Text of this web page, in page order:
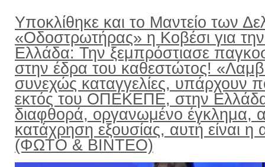
Υποκλίθηκε και το Μαντείο των
«Οδοστρωτήρας» η Κοβέσι για
Ελλάδα: Την ξεμπρόστιασε
στην έδρα του καθεστώτος!
συνεχώς καταγγελίες, υπάρχουν
εκτός του ΟΠΕΚΕΠΕ, στην
διαφθορά, οργανωμένο έγκλημα,
κατάχρηση εξουσίας, αυτή είναι η
(ΦΩΤΟ & ΒΙΝΤΕΟ)